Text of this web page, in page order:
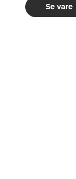
Se vare